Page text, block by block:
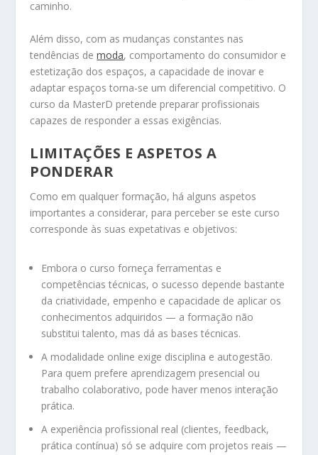
caminho.
Além disso, com as mudanças constantes nas
tendências demoda, comportamento do consumidor e
estetização dos espaços, a capacidade de inovar e
adaptar espaços torna-se um diferencial competitivo. O
curso da MasterD pretende preparar profissionais
capazes de responder a essas exigências.
LIMITAÇÕES E ASPETOS A
PONDERAR
Como em qualquer formação, há alguns aspetos
importantes a considerar, para perceber se este curso
corresponde às suas expetativas e objetivos:
Embora o curso forneça ferramentas e
competências técnicas, o sucesso depende bastante
da criatividade, empenho e capacidade de aplicar os
conhecimentos adquiridos — a formação não
substitui talento, mas dá as bases técnicas.
A modalidade online exige disciplina e autogestão.
Para quem prefere aprendizagem presencial ou
trabalho colaborativo, pode haver menos interação
prática.
A experiência profissional real (clientes, feedback,
prática contínua) só se adquire com projetos reais —